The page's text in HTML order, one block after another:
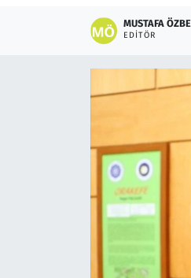
MUSTAFA
EDITÖR
Televizyon